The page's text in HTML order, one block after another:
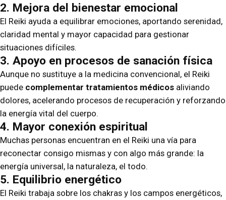
2. Mejora del bienestar emocional
El Reiki ayuda a equilibrar emociones, aportando serenidad,
claridad mental y mayor capacidad para gestionar
situaciones difíciles.
3. Apoyo en procesos de sanación física
Aunque no sustituye a la medicina convencional, el Reiki
puede complementar tratamientos médicos aliviando
dolores, acelerando procesos de recuperación y reforzando
la energía vital del cuerpo.
4. Mayor conexión espiritual
Muchas personas encuentran en el Reiki una vía para
reconectar consigo mismas y con algo más grande: la
energía universal, la naturaleza, el todo.
5. Equilibrio energético
El Reiki trabaja sobre los chakras y los campos energéticos,